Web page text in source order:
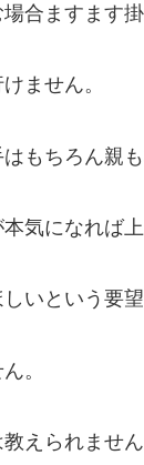
合ますます掛
ません。
もちろん親
気になれば
いという要
。
えられません